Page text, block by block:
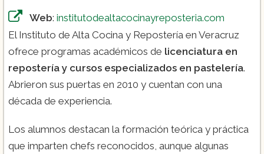
Web: institutodealtacocinayreposteria.com
El Instituto de Alta Cocina y Repostería en Veracruz
ofrece programas académicos de licenciatura en
repostería y cursos especializados en pastelería.
Abrieron sus puertas en 2010 y cuentan con una
década de experiencia.
Los alumnos destacan la formación teórica y práctica
que imparten chefs reconocidos, aunque algunas